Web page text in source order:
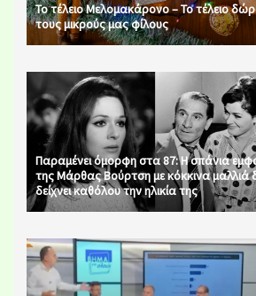
Το τέλειο Μελομακάρονο – Το τέλειο
τους μικρούς μας φίλους
Παραμένει όμορφη στα 87: Η σπάνια
της Μάρθας Βούρτση με κόκκινα μαλλιά
δείχνει καθόλου την ηλικία της